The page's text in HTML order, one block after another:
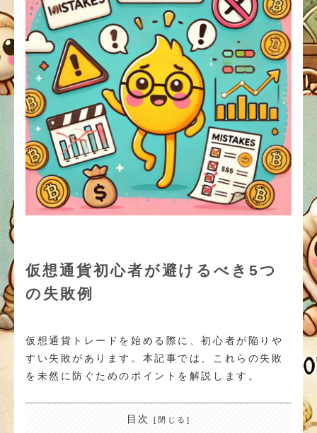
仮想通貨初心者が避けるべき5つ
の失敗例
仮想通貨トレードを始める際に、初心者が陥りや
すい失敗があります。本記事では、これらの失敗
を未然に防ぐためのポイントを解説します。
目次